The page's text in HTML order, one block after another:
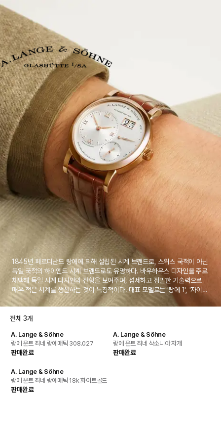
1845년 페르디난드 랑에에 의해 설립된 시계 브랜드로, 스위스 국적이 아닌
독일 국적의 하이엔드 시계 브랜드로도 유명하다. 바우하우스 디자인을 주로
채택해 독일 시계 디자인의 전형을 보여주며, 섬세하고 정밀한 기술력으로
매우 적은 시계를 생산하는 것이 특징적이다. 대표 모델로는 '랑에 1', '자이트
베르크', '삭소니아' 등이 있으며, 현재 리치먼트 그룹에 속해있다.
전체3개
A. Lange & Söhne
랑에 운트 죄네 랑에매틱 308.027
판매완료
풀세트
A. Lange & Söhne
랑에 운트 죄네 삭소니아 자개
판매완료
풀세트
A. Lange & Söhne
랑에 운트 죄네 랑에매틱 18k 화이트골드
판매완료